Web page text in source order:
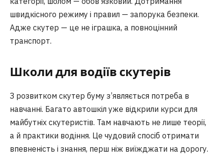
швидкісного режиму і правил — запорука безпеки.
Адже скутер — це не іграшка, а повноцінний
транспорт.
Школи для водіїв скутерів
З розвитком скутер буму з’являється потреба в
навчанні. Багато автошкіл уже відкрили курси для
майбутніх скутеристів. Там навчають не лише теорії,
а й практики водіння. Це чудовий спосіб отримати
впевненість і знання, перш ніж виїжджати на дорогу.